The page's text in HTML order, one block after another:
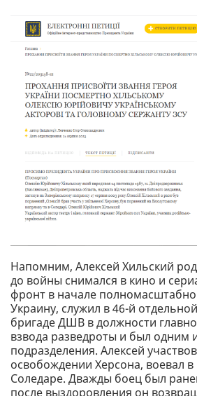
Напомним, Алексей Хильский
до войны снимался в кино и
фронт в начале
Украину, служил в 46-й
бригаде ДШВ в должности
взвода разведроты и был одним
подразделения. Алексей
освобождении Херсона, воевал в
Соледаре. Дважды боец был
после выздоровления он